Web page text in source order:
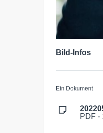
Bild-Infos
Ein Dokument
PDF -